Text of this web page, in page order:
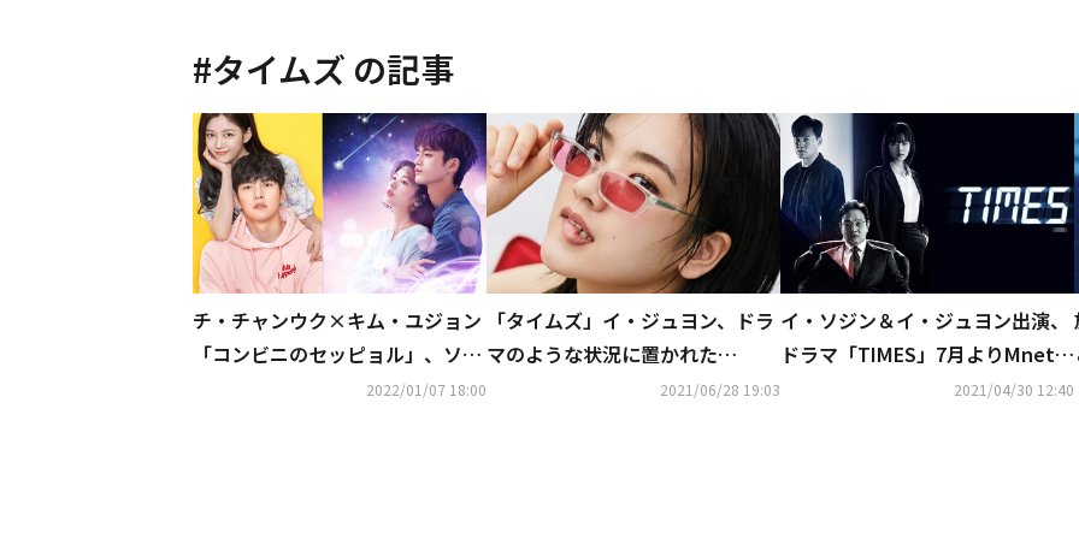
#タイムズ の記事
チ・チャンウク×キム・ユジョン
「コンビニのセッピョル」、ソ・
イングク「空から降る一億の星」
2022/01/07 18:00
「タイムズ」イ・ジュヨン、ドラ
マのような状況に置かれた
ら？“現実と気持ちに折り合いを
2021/06/28 19:03
イ・ソジン＆イ・ジュヨン出演、
ドラマ「TIMES」7月よりMnetに
2021/04/30 12:40